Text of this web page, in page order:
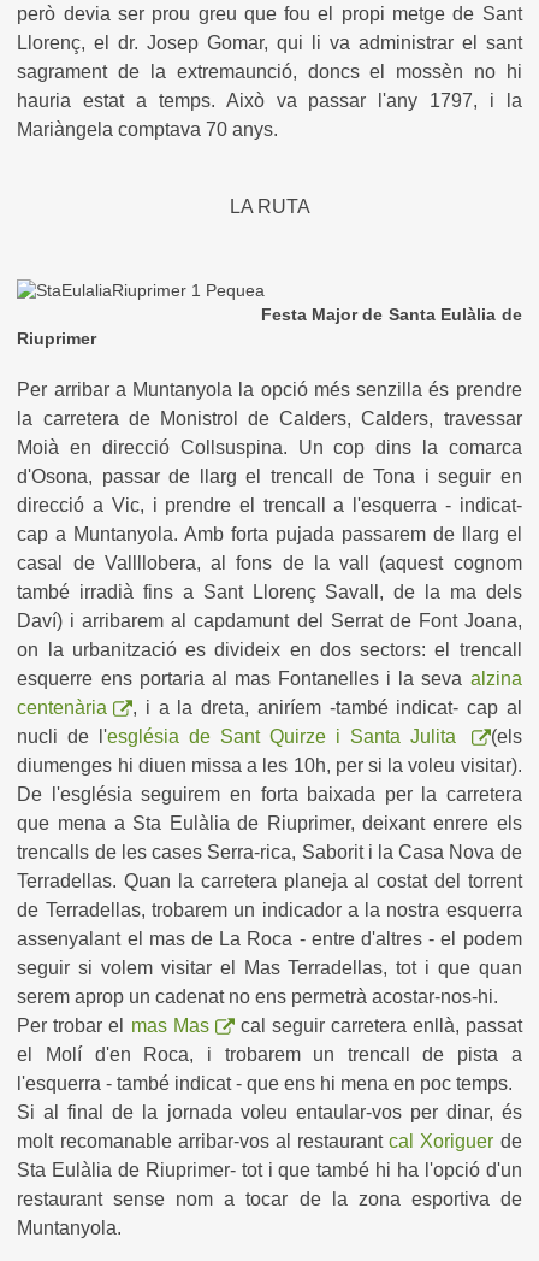
però devia ser prou greu que fou el propi metge de Sant
Llorenç, el dr. Josep Gomar, qui li va administrar el sant
sagrament de la extremaunció, doncs el mossèn no hi
hauria estat a temps. Això va passar l'any 1797, i la
Mariàngela comptava 70 anys.
LA RUTA
Festa Major de Santa Eulàlia de
Riuprimer
Per arribar a Muntanyola la opció més senzilla és prendre
la carretera de Monistrol de Calders, Calders, travessar
Moià en direcció Collsuspina. Un cop dins la comarca
d'Osona, passar de llarg el trencall de Tona i seguir en
direcció a Vic, i prendre el trencall a l'esquerra - indicat-
cap a Muntanyola. Amb forta pujada passarem de llarg el
casal de Vallllobera, al fons de la vall (aquest cognom
també irradià fins a Sant Llorenç Savall, de la ma dels
Daví) i arribarem al capdamunt del Serrat de Font Joana,
on la urbanització es divideix en dos sectors: el trencall
esquerre ens portaria al mas Fontanelles i la seva alzina
centenària
, i a la dreta, aniríem -també indicat- cap al
nucli de l'església de Sant Quirze i Santa Julita
(els
diumenges hi diuen missa a les 10h, per si la voleu visitar).
De l'església seguirem en forta baixada per la carretera
que mena a Sta Eulàlia de Riuprimer, deixant enrere els
trencalls de les cases Serra-rica, Saborit i la Casa Nova de
Terradellas. Quan la carretera planeja al costat del torrent
de Terradellas, trobarem un indicador a la nostra esquerra
assenyalant el mas de La Roca - entre d'altres - el podem
seguir si volem visitar el Mas Terradellas, tot i que quan
serem aprop un cadenat no ens permetrà acostar-nos-hi.
Per trobar el mas Mas
cal seguir carretera enllà, passat
el Molí d'en Roca, i trobarem un trencall de pista a
l'esquerra - també indicat - que ens hi mena en poc temps.
Si al final de la jornada voleu entaular-vos per dinar, és
molt recomanable arribar-vos al restaurantcal Xoriguer de
Sta Eulàlia de Riuprimer- tot i que també hi ha l'opció d'un
restaurant sense nom a tocar de la zona esportiva de
Muntanyola.